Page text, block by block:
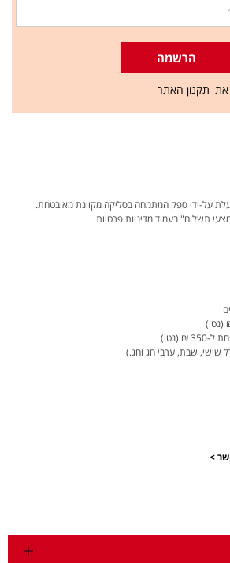
הרשמה
את תקנון האתר
על-ידי ספק המתמחה בסליקה מקוונת מאובטחת.
תשלום" בעמוד מדיניות פרטיות.
שישי, שבת, ערבי חג וחג.)
>